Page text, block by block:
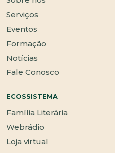
Serviços
Eventos
Formação
Notícias
Fale Conosco
ECOSSISTEMA
Família Literária
Webrádio
Loja virtual